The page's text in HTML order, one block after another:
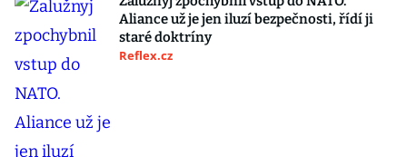
Aliance už je jen iluzí bezpečnosti, řídí ji
staré doktríny
Reflex.cz